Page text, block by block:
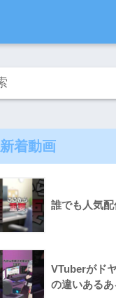
新着動画
誰でも人気
VTuberがド
の違いある